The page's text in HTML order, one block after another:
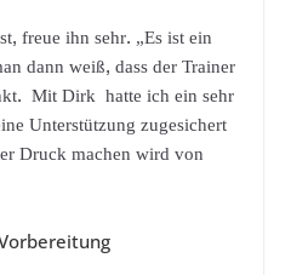
freue ihn sehr. „Es ist ein
dann weiß, dass der Trainer
Mit Dirk hatte ich ein sehr
Unterstützung zugesichert
Druck machen wird von